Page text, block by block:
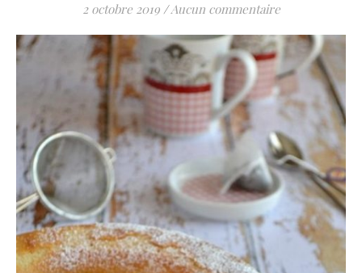
2 octobre 2019 /Aucun commentaire